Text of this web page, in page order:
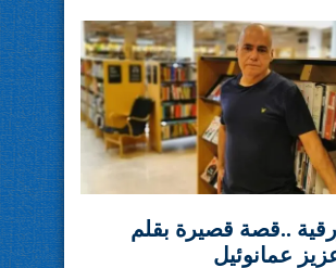
..قصة قصيرة بقلم
عمانوئيل